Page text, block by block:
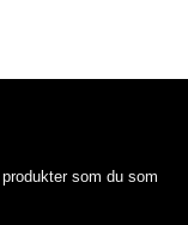
som du som